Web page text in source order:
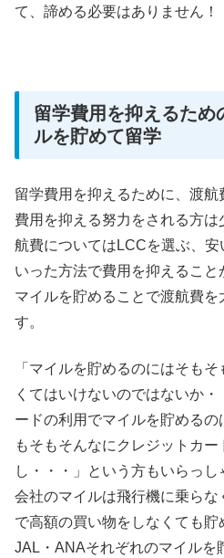
て、諦める必要はありません！
留学費用を抑えるため
ルを貯めて留学
留学費用を抑えるために、渡
費用を抑える努力をされる方
航費についてはLCCを選ぶ、安
いった方法で費用を抑えるこ
マイルを貯めることで渡航費
す。
「マイルを貯めるのにはそも
くてはいけないのではないか
ードの利用でマイルを貯める
もそもそんなにクレジットカ
し・・・」という方もいらっ
会社のマイルは飛行機に乗ら
で高額の買い物をしなくても貯
JAL・ANAそれぞれのマイルを